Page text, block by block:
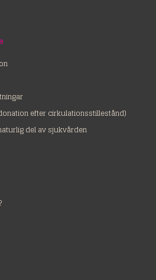
efter cirkulationsstillestånd)
del av sjukvården